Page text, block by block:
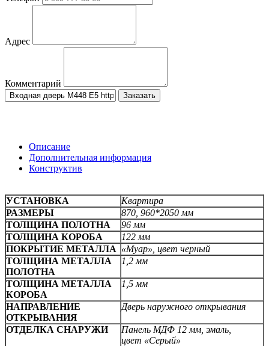
Адрес
Комментарий
Заказать
Описание
Дополнительная информация
Конструктив
УСТАНОВКА
Квартира
РАЗМЕРЫ
870, 960*2050 мм
ТОЛЩИНА ПОЛОТНА
96 мм
ТОЛЩИНА КОРОБА
122 мм
ПОКРЫТИЕ МЕТАЛЛА «Муар», цвет черный
ТОЛЩИНА МЕТАЛЛА
ПОЛОТНА
1,2 мм
ТОЛЩИНА МЕТАЛЛА
КОРОБА
1,5 мм
НАПРАВЛЕНИЕ
ОТКРЫВАНИЯ
Дверь наружного открывания
ОТДЕЛКА СНАРУЖИ
Панель МДФ 12 мм, эмаль,
цвет «Серый»